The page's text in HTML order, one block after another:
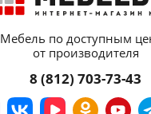
Мебель по доступным
от производителя
8 (812) 703-73-43